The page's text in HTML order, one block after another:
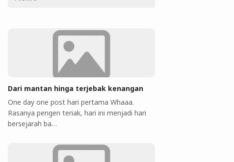
Dari mantan hinga terjebak kenangan
One day one post hari pertama Whaaa.
Rasanya pengen teriak, hari ini menjadi hari
bersejarah ba…